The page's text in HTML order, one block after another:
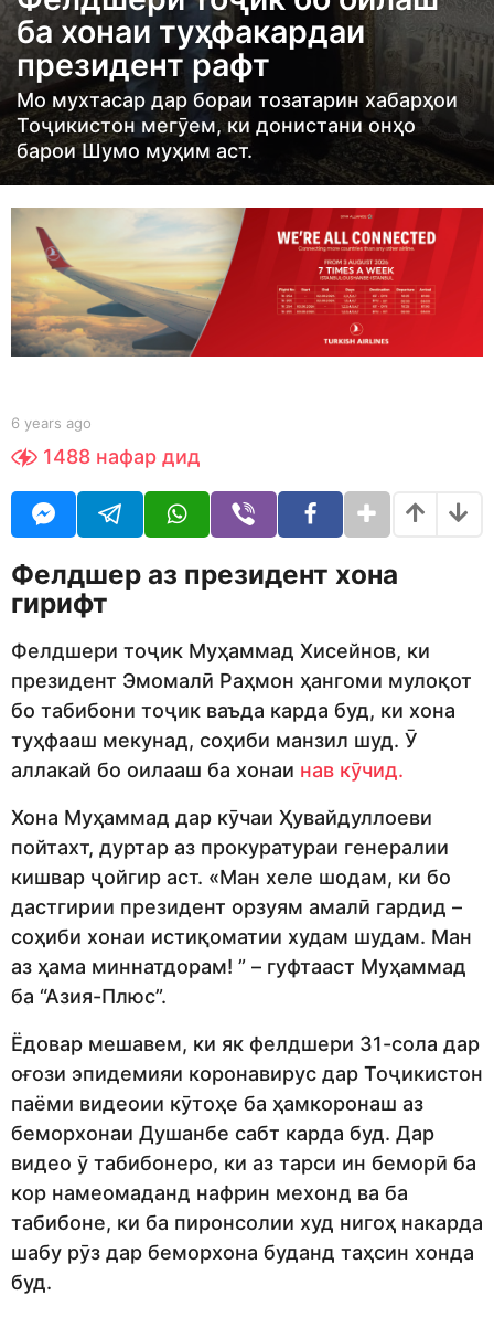
s
a
g
o
6
e
r
s
a
g
ба хонаи туҳфакардаи
президент рафт
Мо мухтасар дар бораи тозатарин хабарҳои
Тоҷикистон мегӯем, ки донистани онҳо
барои Шумо муҳим аст.
b
Y
O
R
6 years ago
e
g
1488 нафар дид
Фелдшер аз президент хона
гирифт
Фелдшери тоҷик Муҳаммад Хисейнов, ки
президент Эмомалӣ Раҳмон ҳангоми мулоқот
бо табибони тоҷик ваъда карда буд, ки хона
туҳфааш мекунад, соҳиби манзил шуд. Ӯ
аллакай бо оилааш ба хонаи нав кӯчид.
Хона Муҳаммад дар кӯчаи Ҳувайдуллоеви
пойтахт, дуртар аз прокуратураи генералии
кишвар ҷойгир аст. «Ман хеле шодам, ки бо
дастгирии президент орзуям амалӣ гардид –
соҳиби хонаи истиқоматии худам шудам. Ман
аз ҳама миннатдорам! ” – гуфтааст Муҳаммад
ба “Азия-Плюс”.
Ёдовар мешавем, ки як фелдшери 31-сола дар
оғози эпидемияи коронавирус дар Тоҷикистон
паёми видеоии кӯтоҳе ба ҳамкоронаш аз
беморхонаи Душанбе сабт карда буд. Дар
видео ӯ табибонеро, ки аз тарси ин беморӣ ба
кор намеомаданд нафрин мехонд ва ба
табибоне, ки ба пиронсолии худ нигоҳ накарда
шабу рӯз дар беморхона буданд таҳсин хонда
буд.